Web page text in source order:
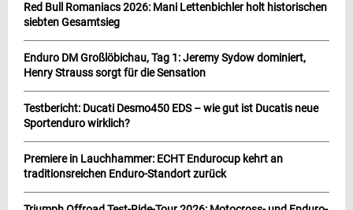
Red Bull Romaniacs 2026: Mani Lettenbichler holt historischen
siebten Gesamtsieg
Enduro DM Großlöbichau, Tag 1: Jeremy Sydow dominiert,
Henry Strauss sorgt für die Sensation
Testbericht: Ducati Desmo450 EDS – wie gut ist Ducatis neue
Sportenduro wirklich?
Premiere in Lauchhammer: ECHT Endurocup kehrt an
traditionsreichen Enduro-Standort zurück